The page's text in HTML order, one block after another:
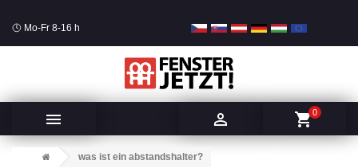
Mo-Fr 8-16 h
  shopping_cart0
was ist ein abstandshalter?